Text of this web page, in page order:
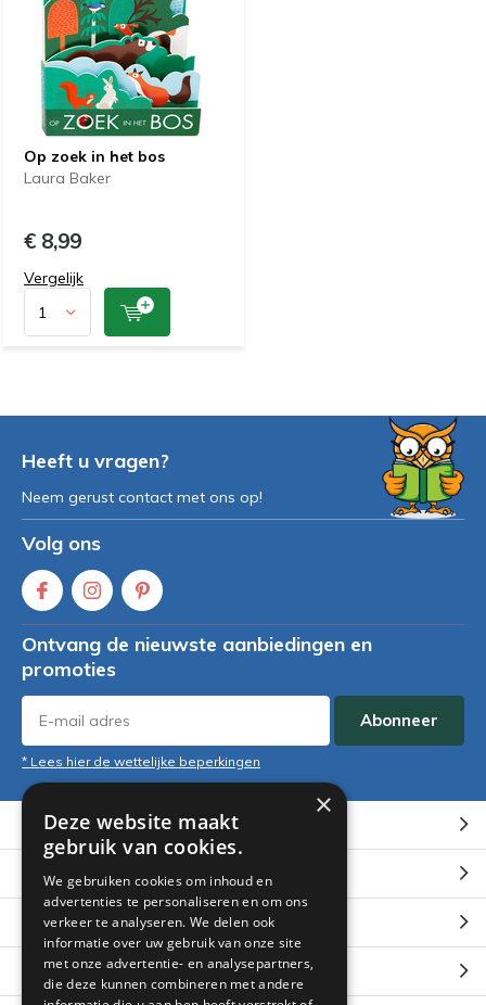
Op zoek in het bos
Laura Baker
€ 8,99
Vergelijk
Heeft u vragen?
Neem gerust contact met ons op!
Volg ons
Ontvang de nieuwste aanbiedingen en
promoties
Abonneer
* Lees hier de wettelijke beperkingen
Klantenservice
Mijn account
Categorieën
Contact
×
Deze website maakt
gebruik van cookies.
We gebruiken cookies om inhoud en
advertenties te personaliseren en om ons
verkeer te analyseren. We delen ook
informatie over uw gebruik van onze site
met onze advertentie- en analysepartners,
die deze kunnen combineren met andere